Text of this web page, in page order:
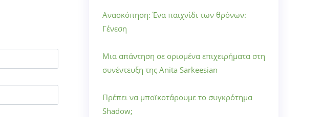
Ανασκόπηση: Ένα παιχνίδι των θρόνων:
Γένεση
Μια απάντηση σε ορισμένα επιχειρήματα στη
συνέντευξη της Anita Sarkeesian
Πρέπει να μποϊκοτάρουμε το συγκρότημα
Shadow;